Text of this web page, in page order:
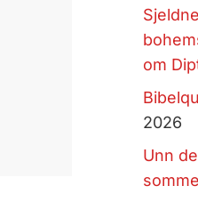
om
2026
Unn